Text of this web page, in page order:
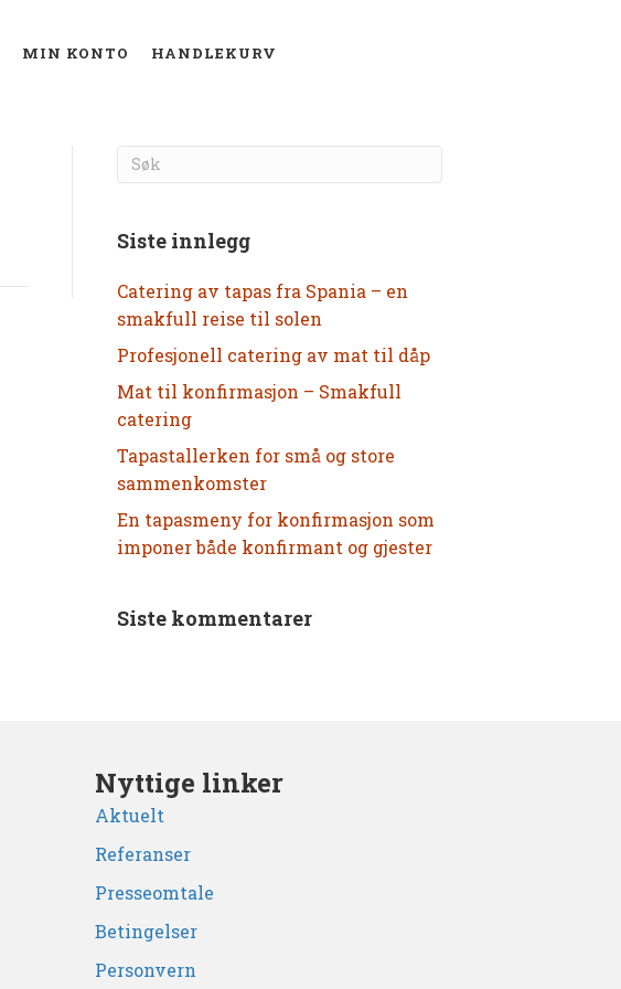
MIN KONTO HANDLEKURV
Siste innlegg
Catering av tapas fra Spania – en
smakfull reise til solen
Profesjonell catering av mat til dåp
Mat til konfirmasjon – Smakfull
catering
Tapastallerken for små og store
sammenkomster
En tapasmeny for konfirmasjon som
imponer både konfirmant og gjester
Siste kommentarer
Nyttige linker
Aktuelt
Referanser
Presseomtale
Betingelser
Personvern